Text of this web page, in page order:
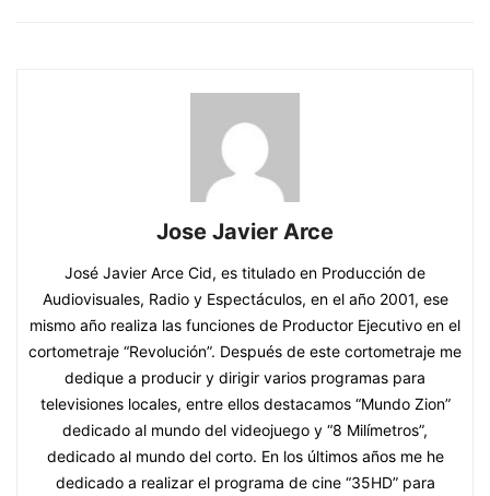
Jose Javier Arce
José Javier Arce Cid, es titulado en Producción de
Audiovisuales, Radio y Espectáculos, en el año 2001, ese
mismo año realiza las funciones de Productor Ejecutivo en el
cortometraje “Revolución”. Después de este cortometraje me
dedique a producir y dirigir varios programas para
televisiones locales, entre ellos destacamos “Mundo Zion”
dedicado al mundo del videojuego y “8 Milímetros”,
dedicado al mundo del corto. En los últimos años me he
dedicado a realizar el programa de cine “35HD” para